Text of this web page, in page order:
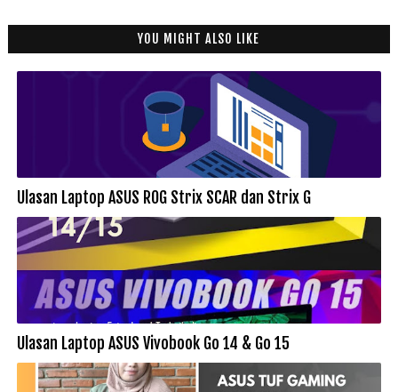
YOU MIGHT ALSO LIKE
Ulasan Laptop ASUS ROG Strix SCAR dan Strix G
Ulasan Laptop ASUS Vivobook Go 14 & Go 15